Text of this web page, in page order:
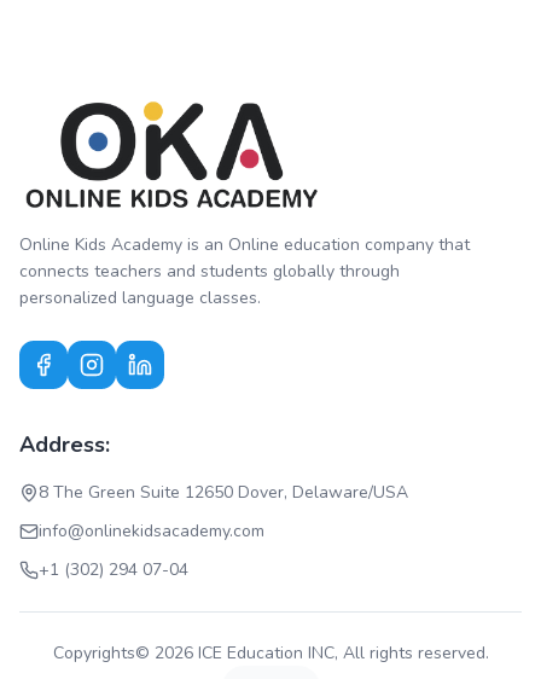
Online Kids Academy is an Online education company that
connects teachers and students globally through
personalized language classes.
Address:
8 The Green Suite 12650 Dover, Delaware/USA
info@onlinekidsacademy.com
+1 (302) 294 07-04
Copyrights© 2026 ICE Education INC, All rights reserved.